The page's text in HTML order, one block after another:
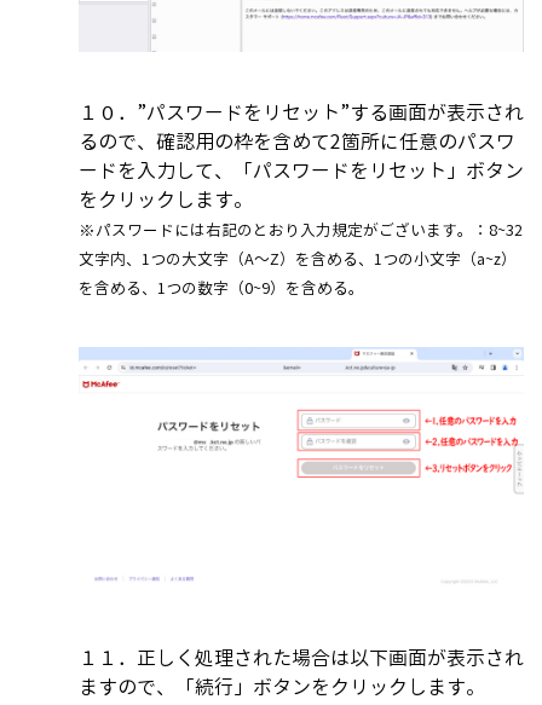
１０．”パスワードをリセット”する画面が表示され
るので、確認用の枠を含めて2箇所に任意のパスワ
ードを入力して、「パスワードをリセット」ボタン
をクリックします。
※パスワードには右記のとおり入力規定がございます。：8~32
文字内、1つの大文字（A～Z）を含める、1つの小文字（a~z）
を含める、1つの数字（0~9）を含める。
１１．正しく処理された場合は以下画面が表示され
ますので、「続行」ボタンをクリックします。